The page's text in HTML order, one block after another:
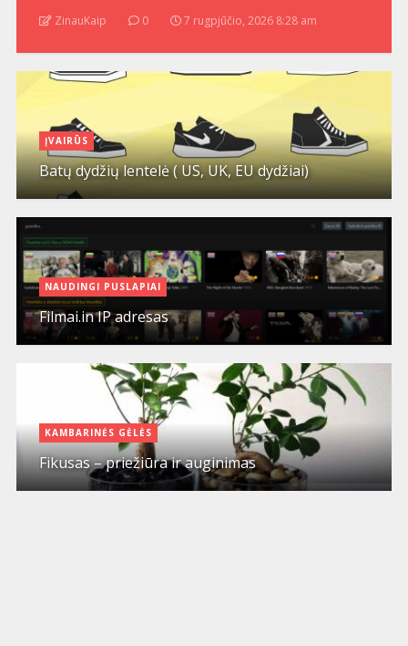
ZinauKaip 0 7 rugpjūčio, 2026 8:28 am
ĮVAIRŪS
Batų dydžių lentelė ( US, UK, EU dydžiai)
NAUDINGI PUSLAPIAI
Filmai.in IP adresas
KAMBARINĖS GĖLĖS
Fikusas – priežiūra ir auginimas